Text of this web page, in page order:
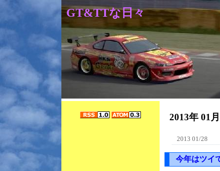
GT&TTな日々
2013年 01
2013 01/28
今年はツイ